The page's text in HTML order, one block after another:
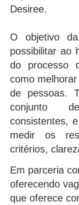
Desiree.
O objetivo
possibilitar ao
do processo
como
de pessoas.
conjunto
consistentes,
medir os
critérios,
Em parceria
oferecendo
que oferece